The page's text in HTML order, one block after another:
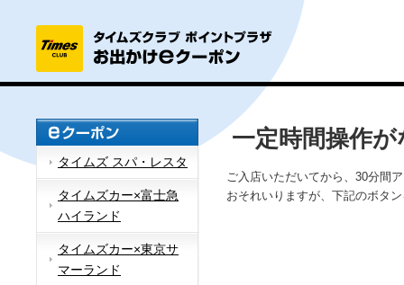
タイムズ スパ・レスタ
タイムズカー×富士急
ハイランド
タイムズカー×東京サ
マーランド
一定時間操作
ご入店いただいてから、30分間
おそれいりますが、下記のボタ